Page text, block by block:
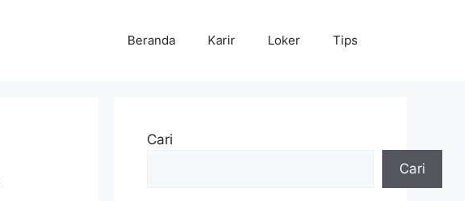
Beranda Karir Loker Tips
Cari
Cari